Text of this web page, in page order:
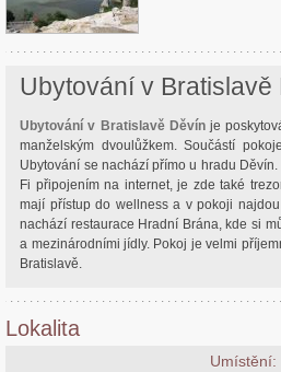
Ubytování v Bratislavě
Ubytování v Bratislavě Děvínje
manželským dvoulůžkem. Součástí
Ubytování se nachází přímo u hradu
Fi připojením na internet, je zde také
mají přístup do wellness a v pokoji
nachází restaurace Hradní Brána, kde si
a mezinárodními jídly. Pokoj je velmi
Bratislavě.
Lokalita
Umístění: